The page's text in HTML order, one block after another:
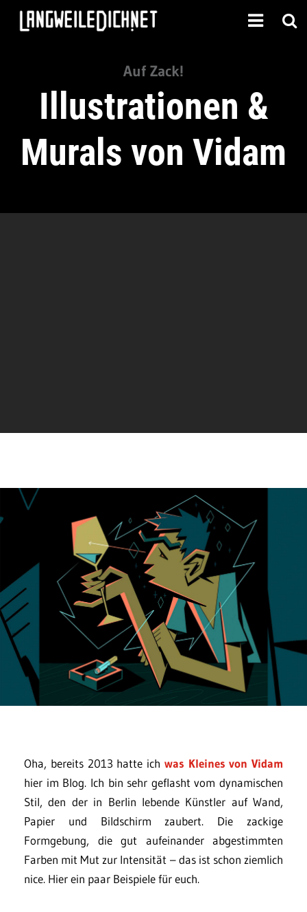
Auf Zack!
Illustrationen &
Murals von Vidam
Oha, bereits 2013 hatte ich was Kleines von Vidam
hier im Blog. Ich bin sehr geflasht vom dynamischen
Stil, den der in Berlin lebende Künstler auf Wand,
Papier und Bildschirm zaubert. Die zackige
Formgebung, die gut aufeinander abgestimmten
Farben mit Mut zur Intensität – das ist schon ziemlich
nice. Hier ein paar Beispiele für euch.